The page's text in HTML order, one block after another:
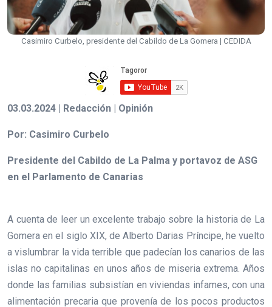
Casimiro Curbelo, presidente del Cabildo de La Gomera | CEDIDA
03.03.2024 | Redacción | Opinión
Por: Casimiro Curbelo
Presidente del Cabildo de La Palma y portavoz de ASG
en el Parlamento de Canarias
A cuenta de leer un excelente trabajo sobre la historia de La
Gomera en el siglo XIX, de Alberto Darias Príncipe, he vuelto
a vislumbrar la vida terrible que padecían los canarios de las
islas no capitalinas en unos años de miseria extrema. Años
donde las familias subsistían en viviendas infames, con una
alimentación precaria que provenía de los pocos productos